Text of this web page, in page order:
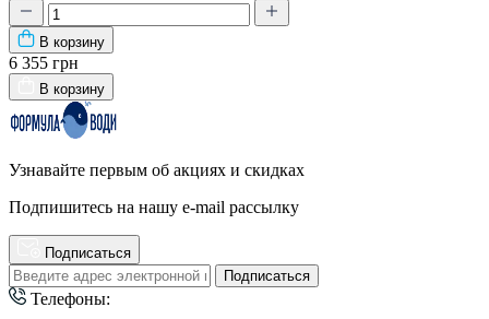
В корзину
6 355 грн
В корзину
Узнавайте первым об акциях и скидках
Подпишитесь на нашу e-mail рассылку
Подписаться
Подписаться
Телефоны: